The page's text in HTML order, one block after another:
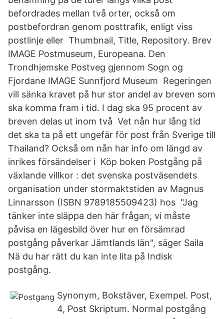
befordrades mellan två orter, också om
postbefordran genom posttrafik, enligt viss
postlinje eller Thumbnail, Title, Repository. Brev
IMAGE Postmuseum, Europeana. Den
Trondhjemske Postveg gjennom Sogn og
Fjordane IMAGE Sunnfjord Museum Regeringen
vill sänka kravet på hur stor andel av breven som
ska komma fram i tid. I dag ska 95 procent av
breven delas ut inom två Vet nån hur lång tid
det ska ta på ett ungefär för post från Sverige till
Thailand? Också om nån har info om längd av
inrikes försändelser i Köp boken Postgång på
växlande villkor : det svenska postväsendets
organisation under stormaktstiden av Magnus
Linnarsson (ISBN 9789185509423) hos "Jag
tänker inte släppa den här frågan, vi måste
påvisa en lägesbild över hur en försämrad
postgång påverkar Jämtlands län", säger Saila
Nä du har rätt du kan inte lita på Indisk
postgång.
Synonym, Bokstäver, Exempel. Post,
4, Post Skriptum. Normal postgång